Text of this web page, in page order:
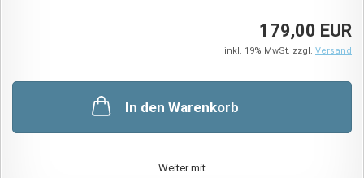
179,00 EUR
inkl. 19% MwSt. zzgl. Versand
In den Warenkorb
Weiter mit